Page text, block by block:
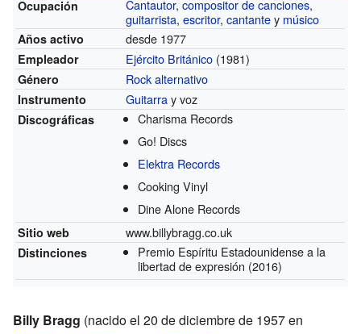
Ocupación
Cantautor,compositor de canciones,
guitarrista,escritor,cantantey músico
Años activo desde 1977
Empleador Ejército Británico (1981)
Género Rock alternativo
Instrumento Guitarray voz
Discográficas
Charisma Records
Go! Discs
Elektra Records
Cooking Vinyl
Dine Alone Records
Sitio web www.billybragg.co.uk
Distinciones
Premio Espíritu Estadounidense a la
libertad de expresión (2016)
Billy Bragg (nacido el 20 de diciembre de 1957 en